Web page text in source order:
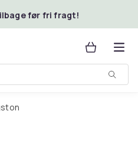
før fri fragt!